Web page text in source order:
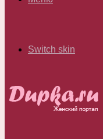
Switch skin